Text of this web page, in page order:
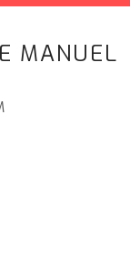
MANUEL